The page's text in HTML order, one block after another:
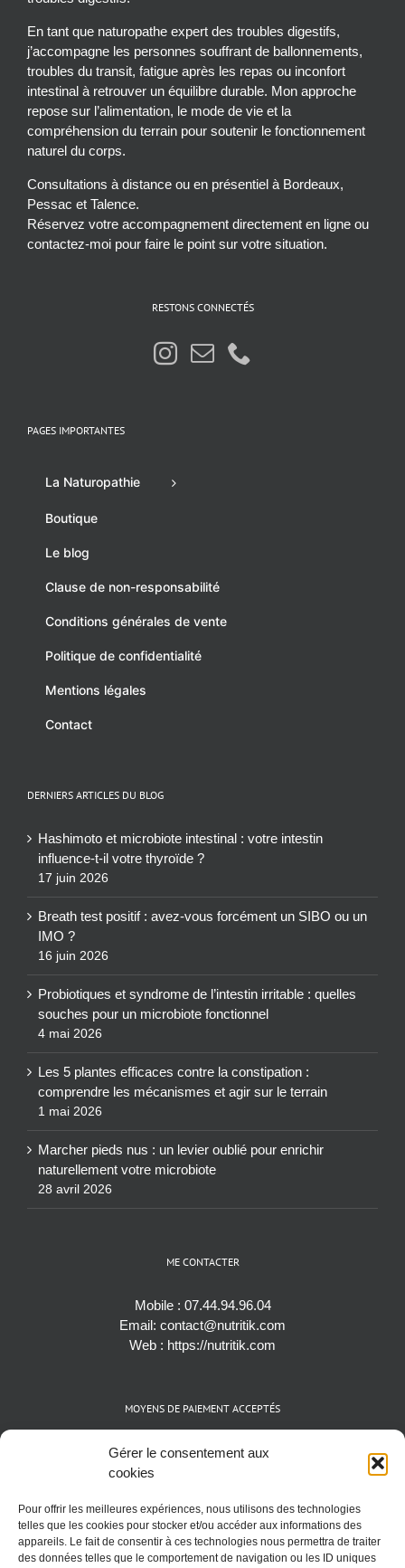
Gérer le consentement aux
cookies
Pour offrir les meilleures expériences, nous utilisons des technologies
telles que les cookies pour stocker et/ou accéder aux informations des
appareils. Le fait de consentir à ces technologies nous permettra de traiter
des données telles que le comportement de navigation ou les ID uniques
En tant que naturopathe expert des troubles digestifs,
j’accompagne les personnes souffrant de ballonnements,
troubles du transit, fatigue après les repas ou inconfort
intestinal à retrouver un équilibre durable. Mon approche
repose sur l’alimentation, le mode de vie et la
compréhension du terrain pour soutenir le fonctionnement
naturel du corps.
Consultations à distance ou en présentiel à Bordeaux,
Pessac et Talence.
Réservez votre accompagnement directement en ligne ou
contactez-moi pour faire le point sur votre situation.
RESTONS CONNECTÉS
PAGES IMPORTANTES
La Naturopathie
Boutique
Le blog
Clause de non-responsabilité
Conditions générales de vente
Politique de confidentialité
Mentions légales
Contact
DERNIERS ARTICLES DU BLOG
Hashimoto et microbiote intestinal : votre intestin
influence-t-il votre thyroïde ?
17 juin 2026
Breath test positif : avez-vous forcément un SIBO ou un
IMO ?
16 juin 2026
Probiotiques et syndrome de l’intestin irritable : quelles
souches pour un microbiote fonctionnel
4 mai 2026
Les 5 plantes efficaces contre la constipation :
comprendre les mécanismes et agir sur le terrain
1 mai 2026
Marcher pieds nus : un levier oublié pour enrichir
naturellement votre microbiote
28 avril 2026
ME CONTACTER
Mobile : 07.44.94.96.04
Email: contact@nutritik.com
Web : https://nutritik.com
MOYENS DE PAIEMENT ACCEPTÉS
Espèces (EUR)
Cartes bancaires (VISA, Mastercard et AMEX)
Cryptomonnaies (BTC)